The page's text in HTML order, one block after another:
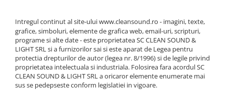
Casti cu fir
Casti fara fir
DI Box
Interfete audio
Microfoane
Accesorii pentru Microfoane
Intregul continut al site-uluiwww.cleansound.ro - imagini, texte,
grafice, simboluri, elemente de grafica web, email-uri, scripturi,
programe si alte date - este proprietatea SC CLEAN SOUND &
LIGHT SRL si a furnizorilor sai si este aparat de Legea pentru
protectia drepturilor de autor (legea nr. 8/1996) si de legile privind
proprietatea intelectuala si industriala. Folosirea fara acordul SC
CLEAN SOUND & LIGHT SRL a oricaror elemente enumerate mai
sus se pedepseste conform legislatiei in vigoare.